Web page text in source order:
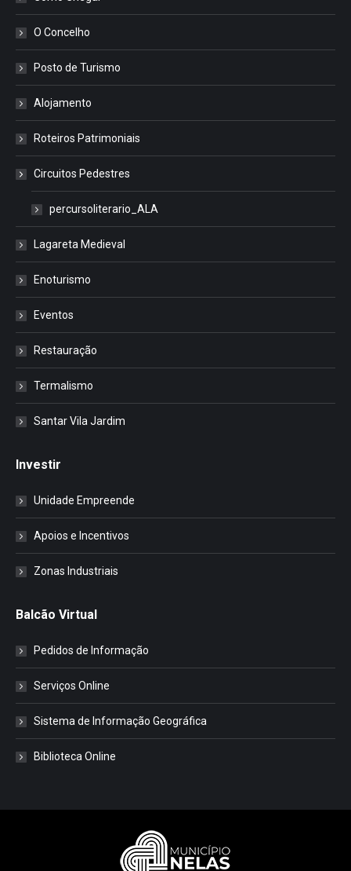
O Concelho
Posto de Turismo
Alojamento
Roteiros Patrimoniais
Circuitos Pedestres
percursoliterario_ALA
Lagareta Medieval
Enoturismo
Eventos
Restauração
Termalismo
Santar Vila Jardim
Investir
Unidade Empreende
Apoios e Incentivos
Zonas Industriais
Balcão Virtual
Pedidos de Informação
Serviços Online
Sistema de Informação Geográfica
Biblioteca Online